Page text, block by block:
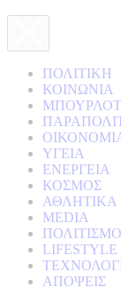
ΠΟΛΙΤΙΚΗ
ΚΟΙΝΩΝΙΑ
ΥΓΕΙΑ
ΕΝΕΡΓΕΙΑ
ΚΟΣΜΟΣ
ΑΘΛΗΤΙΚΑ
MEDIA
LIFESTYLE
ΑΠΟΨΕΙΣ